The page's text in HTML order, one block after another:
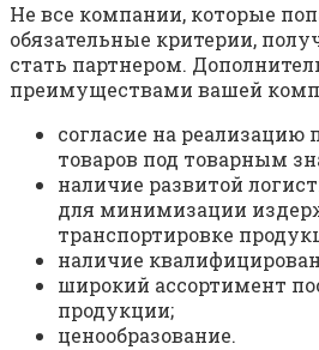
Не все компании, которые
обязательные критерии,
стать партнером.
преимуществами вашей
согласие на реализацию
товаров под товарным
наличие развитой
для минимизации
транспортировке
наличие
широкий ассортимент
продукции;
ценообразование.